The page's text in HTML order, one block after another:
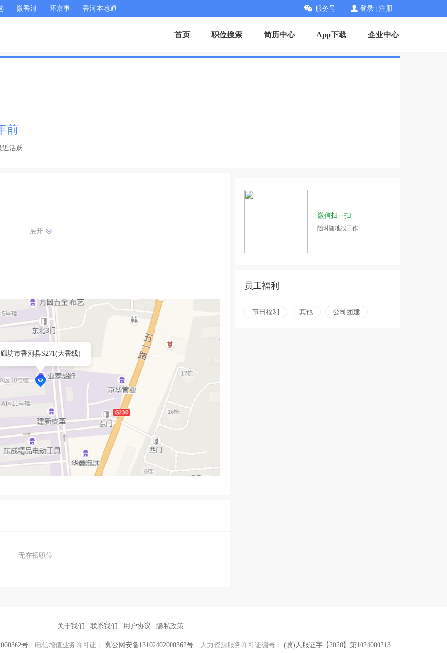
微香河 环京事 香河本地通 服务号 登录 注册
首页 职位搜索 简历中心 App下载 企业中心
前
近活跃
展开
廊坊市香河县S271(大香线)
无在招职位
微信扫一扫
随时随地找工作
员工福利
节日福利 其他 公司团建
关于我们 联系我们 用户协议 隐私政策
号 电信增值业务许可证： 冀公网安备13102402000362号 人力资源服务许可证编号： (冀)人服证字【2020】第1024000213